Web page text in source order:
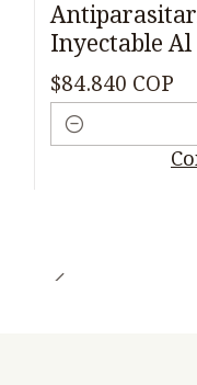
Inyectable
$84.840 COP
Cantidad